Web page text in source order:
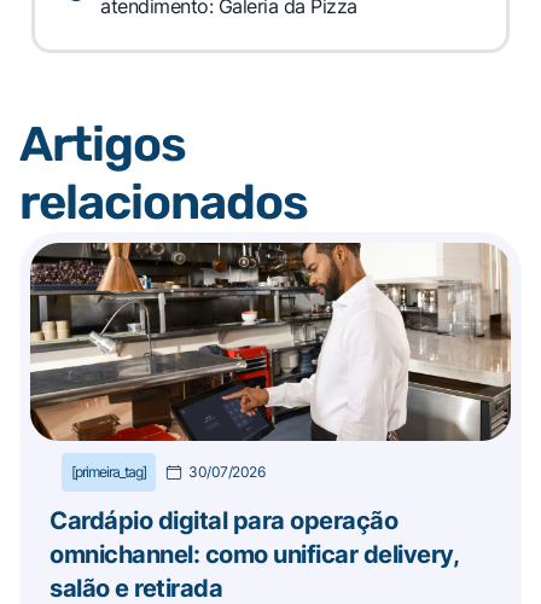
atendimento: Galeria da Pizza
Artigos
relacionados
[primeira_tag] 30/07/2026
Cardápio digital para operação
omnichannel: como unificar delivery,
salão e retirada